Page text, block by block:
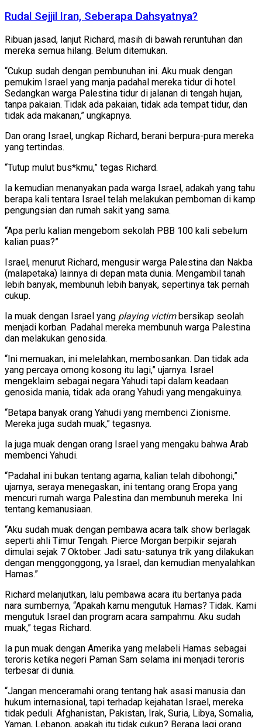
Rudal Sejjil Iran, Seberapa Dahsyatnya?
Ribuan jasad, lanjut Richard, masih di bawah reruntuhan dan
mereka semua hilang. Belum ditemukan.
“Cukup sudah dengan pembunuhan ini. Aku muak dengan
pemukim Israel yang manja padahal mereka tidur di hotel.
Sedangkan warga Palestina tidur di jalanan di tengah hujan,
tanpa pakaian. Tidak ada pakaian, tidak ada tempat tidur, dan
tidak ada makanan,” ungkapnya.
Dan orang Israel, ungkap Richard, berani berpura-pura mereka
yang tertindas.
“Tutup mulut bus*kmu,” tegas Richard.
Ia kemudian menanyakan pada warga Israel, adakah yang tahu
berapa kali tentara Israel telah melakukan pemboman di kamp
pengungsian dan rumah sakit yang sama.
“Apa perlu kalian mengebom sekolah PBB 100 kali sebelum
kalian puas?”
Israel, menurut Richard, mengusir warga Palestina dan Nakba
(malapetaka) lainnya di depan mata dunia. Mengambil tanah
lebih banyak, membunuh lebih banyak, sepertinya tak pernah
cukup.
Ia muak dengan Israel yang playing victimbersikap seolah
menjadi korban. Padahal mereka membunuh warga Palestina
dan melakukan genosida.
“Ini memuakan, ini melelahkan, membosankan. Dan tidak ada
yang percaya omong kosong itu lagi,” ujarnya. Israel
mengeklaim sebagai negara Yahudi tapi dalam keadaan
genosida mania, tidak ada orang Yahudi yang mengakuinya.
“Betapa banyak orang Yahudi yang membenci Zionisme.
Mereka juga sudah muak,” tegasnya.
Ia juga muak dengan orang Israel yang mengaku bahwa Arab
membenci Yahudi.
“Padahal ini bukan tentang agama, kalian telah dibohongi,”
ujarnya, seraya menegaskan, ini tentang orang Eropa yang
mencuri rumah warga Palestina dan membunuh mereka. Ini
tentang kemanusiaan.
“Aku sudah muak dengan pembawa acara talk show berlagak
seperti ahli Timur Tengah. Pierce Morgan berpikir sejarah
dimulai sejak 7 Oktober. Jadi satu-satunya trik yang dilakukan
dengan menggonggong, ya Israel, dan kemudian menyalahkan
Hamas.”
Richard melanjutkan, lalu pembawa acara itu bertanya pada
nara sumbernya, “Apakah kamu mengutuk Hamas? Tidak. Kami
mengutuk Israel dan program acara sampahmu. Aku sudah
muak,” tegas Richard.
Ia pun muak dengan Amerika yang melabeli Hamas sebagai
teroris ketika negeri Paman Sam selama ini menjadi teroris
terbesar di dunia.
“Jangan menceramahi orang tentang hak asasi manusia dan
hukum internasional, tapi terhadap kejahatan Israel, mereka
tidak peduli. Afghanistan, Pakistan, Irak, Suria, Libya, Somalia,
Yaman, Lebanon, apakah itu tidak cukup? Berapa lagi orang